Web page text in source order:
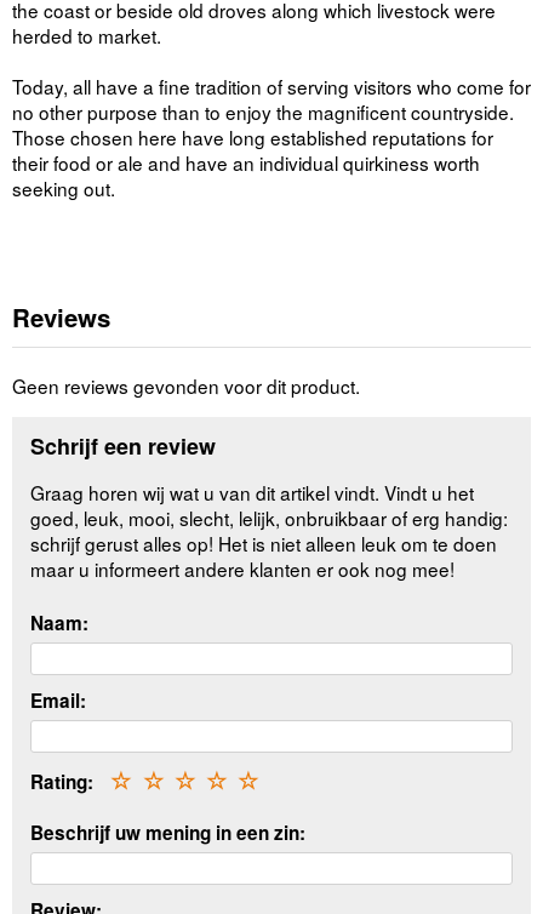
the coast or beside old droves along which livestock were
herded to market.
Today, all have a fine tradition of serving visitors who come for
no other purpose than to enjoy the magnificent countryside.
Those chosen here have long established reputations for
their food or ale and have an individual quirkiness worth
seeking out.
Reviews
Geen reviews gevonden voor dit product.
Schrijf een review
Graag horen wij wat u van dit artikel vindt. Vindt u het
goed, leuk, mooi, slecht, lelijk, onbruikbaar of erg handig:
schrijf gerust alles op! Het is niet alleen leuk om te doen
maar u informeert andere klanten er ook nog mee!
Naam:
Email:
Rating: ☆
☆
☆
☆
☆
Beschrijf uw mening in een zin: